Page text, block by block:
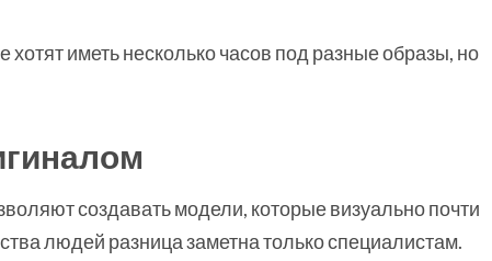
иметь несколько часов под разные образы, но
создавать модели, которые визуально почти
людей разница заметна только специалистам.